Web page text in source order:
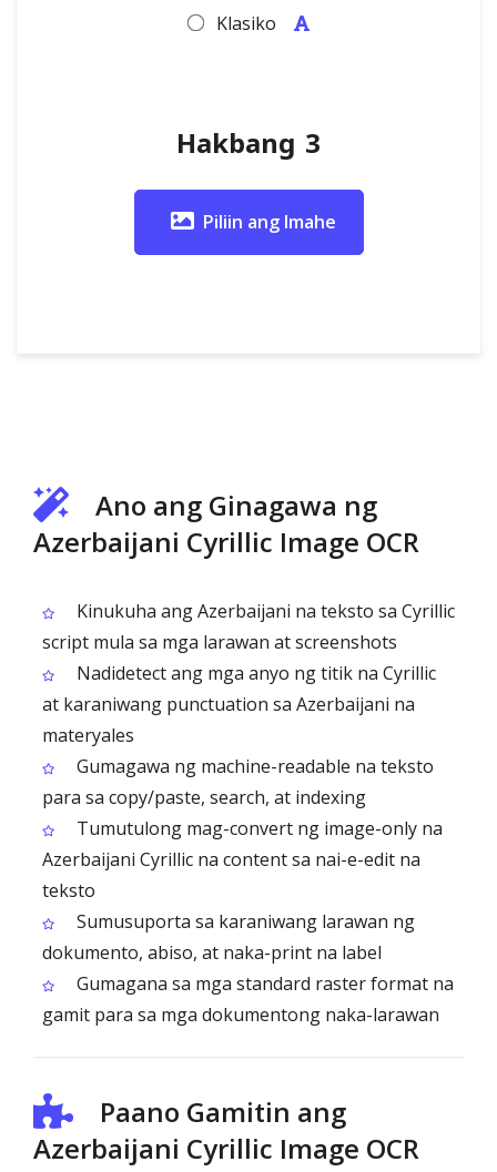
Klasiko
Hakbang 3
Piliin ang Imahe
Ano ang Ginagawa ng
Azerbaijani Cyrillic Image OCR
Kinukuha ang Azerbaijani na teksto sa Cyrillic
script mula sa mga larawan at screenshots
Nadidetect ang mga anyo ng titik na Cyrillic
at karaniwang punctuation sa Azerbaijani na
materyales
Gumagawa ng machine-readable na teksto
para sa copy/paste, search, at indexing
Tumutulong mag-convert ng image-only na
Azerbaijani Cyrillic na content sa nai-e-edit na
teksto
Sumusuporta sa karaniwang larawan ng
dokumento, abiso, at naka-print na label
Gumagana sa mga standard raster format na
gamit para sa mga dokumentong naka-larawan
Paano Gamitin ang
Azerbaijani Cyrillic Image OCR